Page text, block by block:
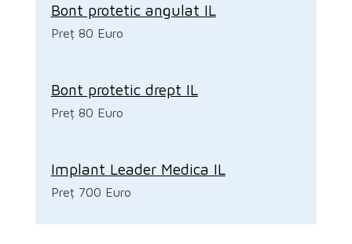
Bont protetic angulat IL
Preț 80 Euro
Bont protetic drept IL
Preț 80 Euro
Implant Leader Medica IL
Preț 700 Euro